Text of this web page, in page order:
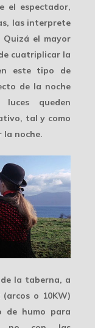
el espectador,
las interprete
Quizá el mayor
cuatriplicar la
este tipo de
de la noche
luces queden
tal y como
la noche.
la taberna, a
(arcos o 10KW)
de humo para